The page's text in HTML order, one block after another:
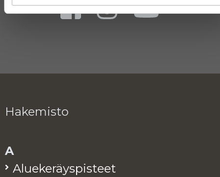
Hakemisto
A
Alue­ke­räys­pis­teet